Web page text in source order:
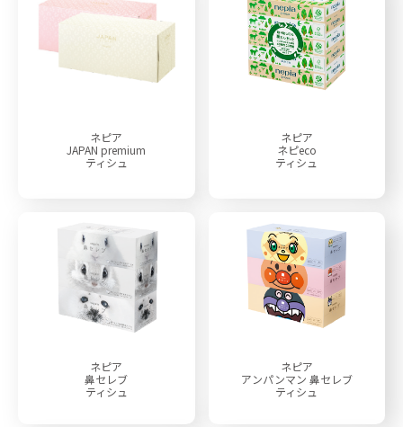
ネピア
JAPAN premium
ティシュ
ネピア
ネピeco
ティシュ
ネピア
鼻セレブ
ティシュ
ネピア
アンパンマン 鼻セレブ
ティシュ